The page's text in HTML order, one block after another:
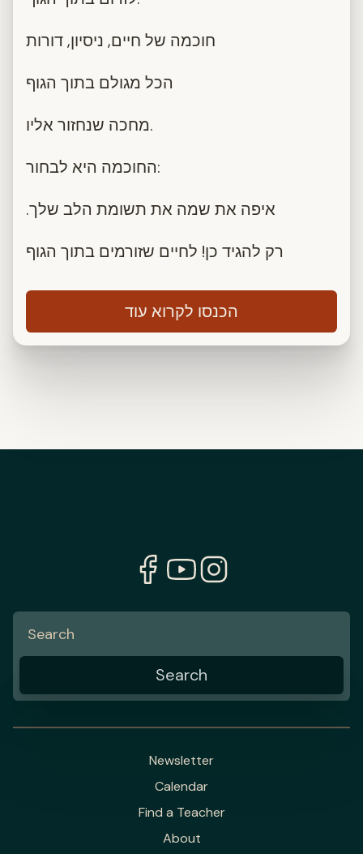
חוכמה של חיים, ניסיון, דורות
הכל מגולם בתוך הגוף
מחכה שנחזור אליו.
החוכמה היא לבחור:
.איפה את שמה את תשומת הלב שלך
רק להגיד כן! לחיים שזורמים בתוך הגוף
הכנסו לקרוא עוד
Newsletter
Calendar
Find a Teacher
About